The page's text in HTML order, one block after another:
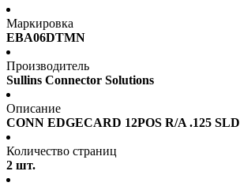
Маркировка
EBA06DTMN
Производитель
Sullins Connector Solutions
Описание
CONN EDGECARD 12POS R/A .125 SLD
Количество страниц
2 шт.